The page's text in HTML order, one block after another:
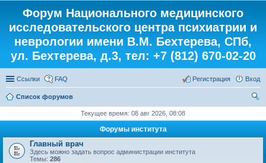
Форум Национального медицинского
исследовательского центра психиатрии и
неврологии имени В.М. Бехтерева, СПб,
ул. Бехтерева, д.3, тел: +7 (812) 670-02-20
Ссылки FAQ Вход
Регистрация
Список форумов
Текущее время: 08 авг 2026, 08:08
Форумы института
Главный врач
Здесь можно задать вопрос администрации института
Темы: 286